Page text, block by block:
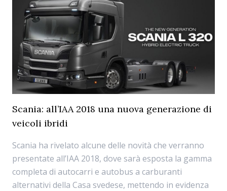
Scania: all’IAA 2018 una nuova generazione di
veicoli ibridi
Scania ha rivelato alcune delle novità che verranno
presentate all’IAA 2018, dove sarà esposta la gamma
completa di autocarri e autobus a carburanti
alternativi della Casa svedese, mettendo in evidenza